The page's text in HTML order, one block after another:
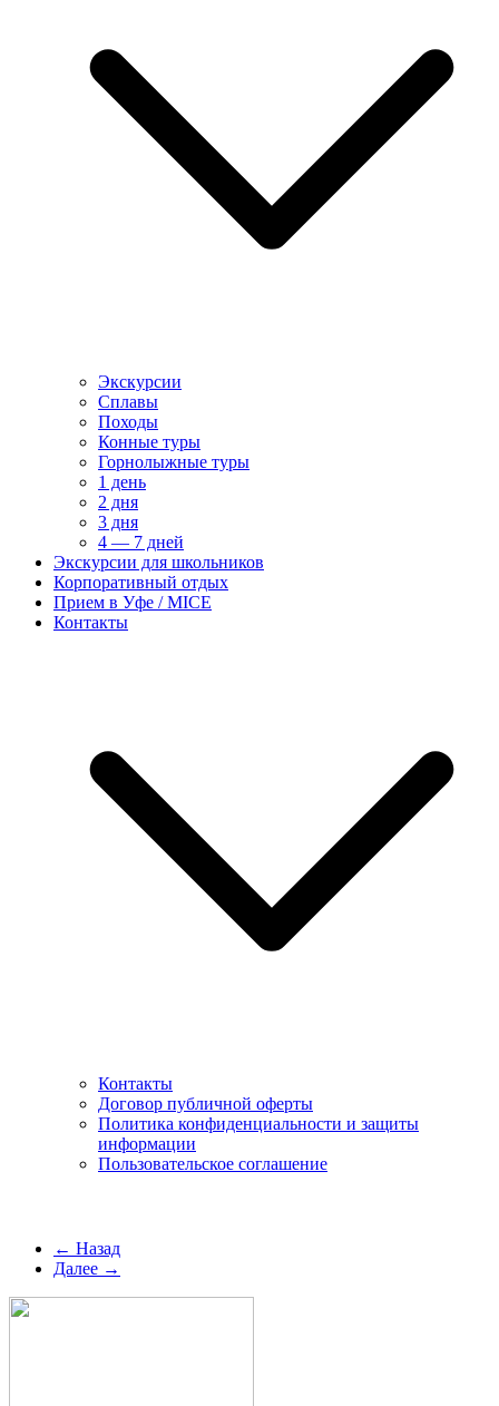
Экскурсии
Сплавы
Походы
Конные туры
Горнолыжные туры
1 день
2 дня
3 дня
4 — 7 дней
Экскурсии для школьников
Корпоративный отдых
Прием в Уфе / MICE
Контакты
Контакты
Договор публичной оферты
Политика конфиденциальности и защиты
информации
Пользовательское соглашение
← Назад
Далее →